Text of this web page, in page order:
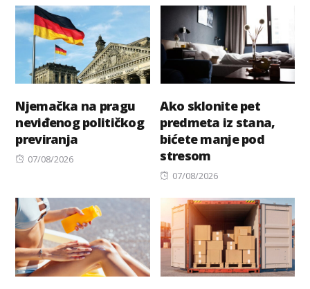
Njemačka na pragu
neviđenog političkog
previranja
Posted
07/08/2026
Ako sklonite pet
predmeta iz stana,
bićete manje pod
stresom
Posted
07/08/2026